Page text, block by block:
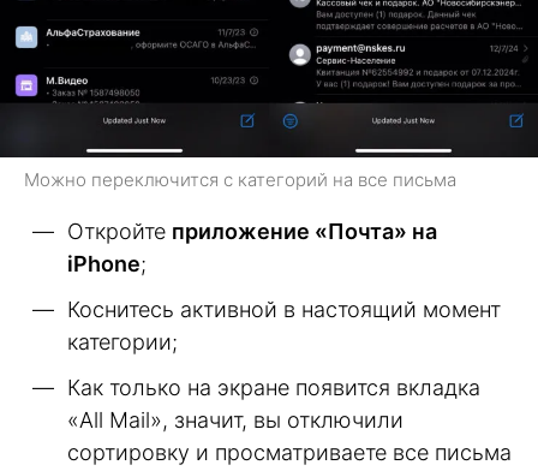
Можно переключится с категорий на все письма
Откройте приложение «Почта» на
iPhone;
Коснитесь активной в настоящий момент
категории;
Как только на экране появится вкладка
«All Mail», значит, вы отключили
сортировку и просматриваете все письма